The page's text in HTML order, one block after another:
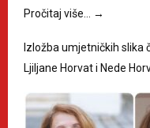
Pročitaj više…
→
Izložba umjetničkih slika
Ljiljane Horvat i Nede